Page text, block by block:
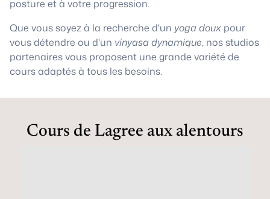
posture et à votre progression.
Que vous soyez à la recherche d'un yoga doux pour
vous détendre ou d'un vinyasa dynamique, nos studios
partenaires vous proposent une grande variété de
cours adaptés à tous les besoins.
Cours de Lagree aux alentours